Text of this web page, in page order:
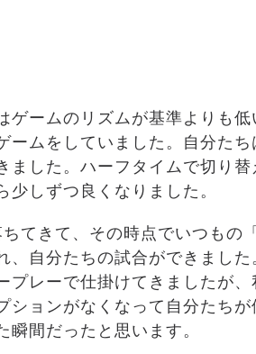
ームのリズムが基準よりも低
ームをしていました。自分たち
した。ハーフタイムで切り替
しずつ良くなりました。
てきて、その時点でいつもの
、自分たちの試合ができまし
プレーで仕掛けてきましたが
ションがなくなって自分たちが
間だったと思います。